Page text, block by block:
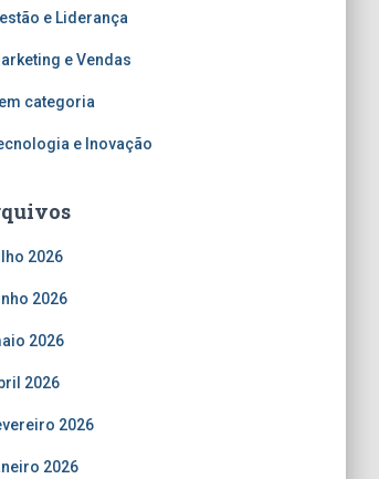
e Liderança
e Vendas
categoria
e Inovação
2026
2026
2026
2026
2026
2026